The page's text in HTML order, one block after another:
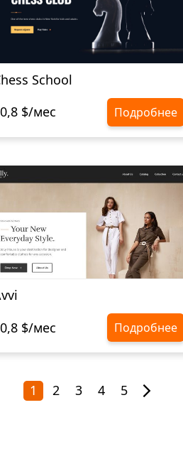
School
$/мес
Подробнее
$/мес
Подробнее
1 2 3 4 5